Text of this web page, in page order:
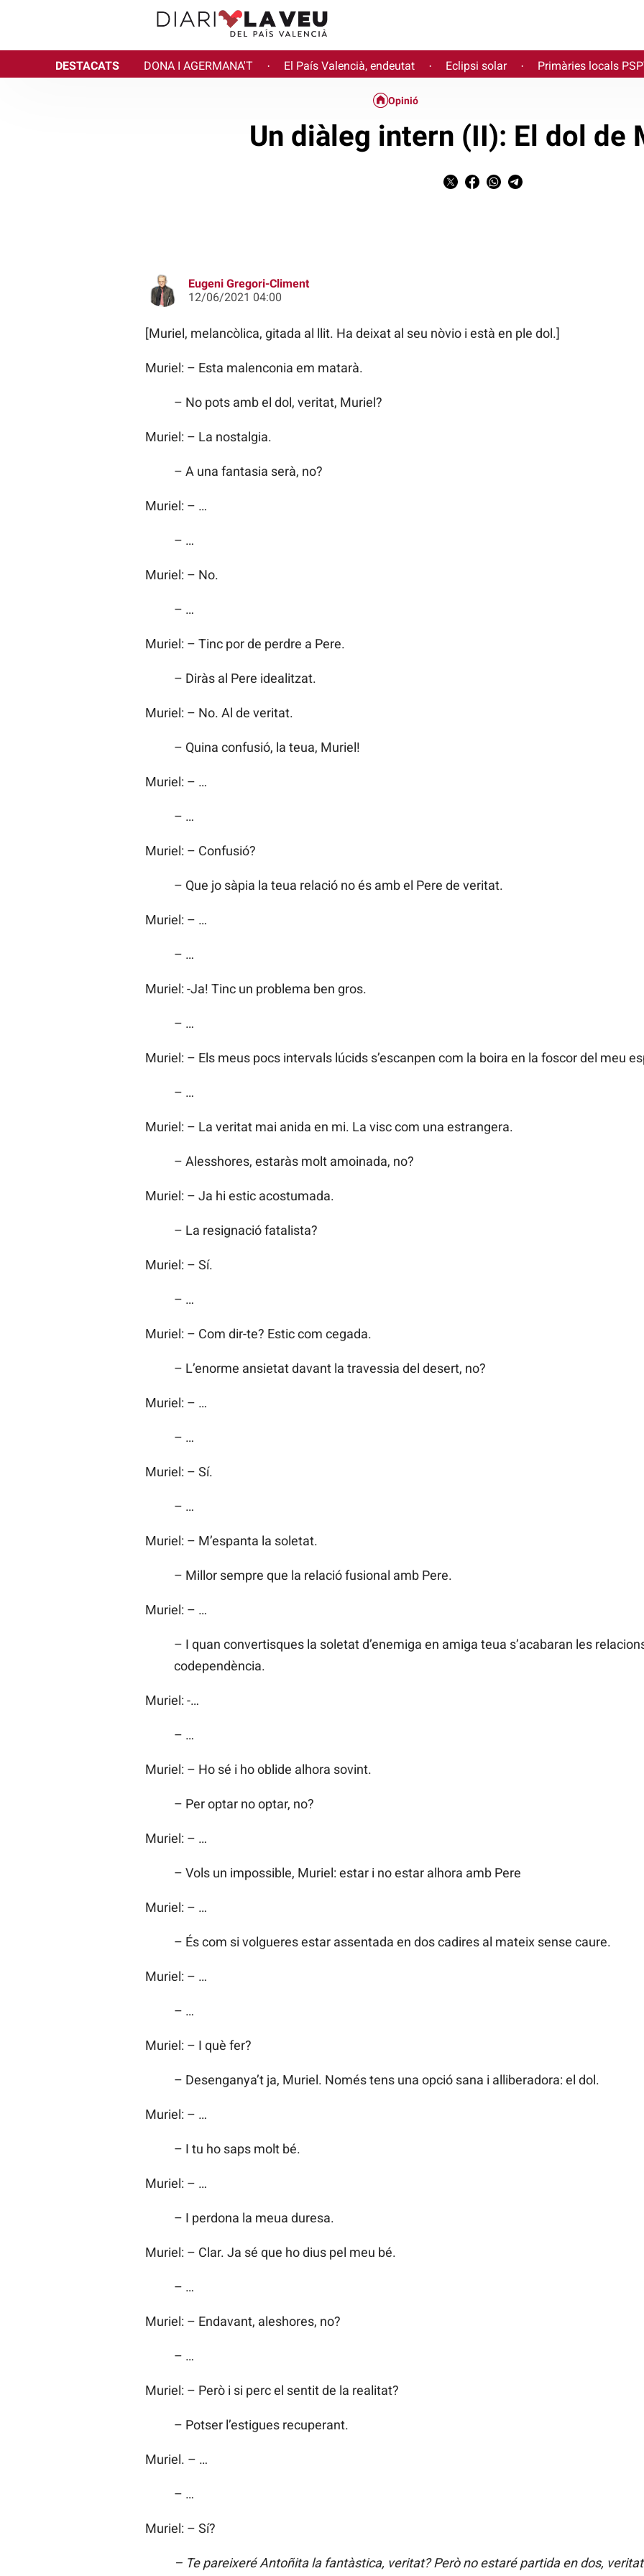
DESTACATS DONA I AGERMANA'T · El País Valencià, endeutat · Eclipsi solar · Primàries locals
Opinió
Un diàleg intern (II): El dol de
Eugeni Gregori-Climent
12/06/2021 04:00
[Muriel, melancòlica, gitada al llit. Ha deixat al seu nòvio i està en ple dol.]
Muriel: – Esta malenconia em matarà.
– No pots amb el dol, veritat, Muriel?
Muriel: – La nostalgia.
– A una fantasia serà, no?
Muriel: – …
– …
Muriel: – No.
– …
Muriel: – Tinc por de perdre a Pere.
– Diràs al Pere idealitzat.
Muriel: – No. Al de veritat.
– Quina confusió, la teua, Muriel!
Muriel: – …
– …
Muriel: – Confusió?
– Que jo sàpia la teua relació no és amb el Pere de veritat.
Muriel: – …
– …
Muriel: -Ja! Tinc un problema ben gros.
– …
Muriel: – Els meus pocs intervals lúcids s’escanpen com la boira en la foscor del meu
– …
Muriel: – La veritat mai anida en mi. La visc com una estrangera.
– Alesshores, estaràs molt amoinada, no?
Muriel: – Ja hi estic acostumada.
– La resignació fatalista?
Muriel: – Sí.
– …
Muriel: – Com dir-te? Estic com cegada.
– L’enorme ansietat davant la travessia del desert, no?
Muriel: – …
– …
Muriel: – Sí.
– …
Muriel: – M’espanta la soletat.
– Millor sempre que la relació fusional amb Pere.
Muriel: – …
– I quan convertisques la soletat d’enemiga en amiga teua s’acabaran les
codependència.
Muriel: -…
– …
Muriel: – Ho sé i ho oblide alhora sovint.
– Per optar no optar, no?
Muriel: – …
– Vols un impossible, Muriel: estar i no estar alhora amb Pere
Muriel: – …
– És com si volgueres estar assentada en dos cadires al mateix sense caure.
Muriel: – …
– …
Muriel: – I què fer?
– Desenganya’t ja, Muriel. Només tens una opció sana i alliberadora: el dol.
Muriel: – …
– I tu ho saps molt bé.
Muriel: – …
– I perdona la meua duresa.
Muriel: – Clar. Ja sé que ho dius pel meu bé.
– …
Muriel: – Endavant, aleshores, no?
– …
Muriel: – Però i si perc el sentit de la realitat?
– Potser l’estigues recuperant.
Muriel. – …
– …
Muriel: – Sí?
– Te pareixeré Antoñita la fantàstica, veritat? Però no estaré partida en dos,